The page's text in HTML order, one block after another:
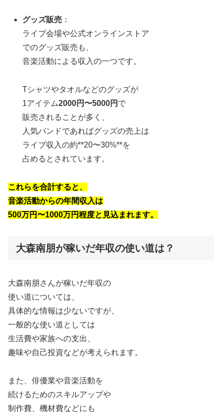
グッズ販売 ：
ライブ会場や公式オンラインストア
でのグッズ販売も、
音楽活動による収入の一つです。
Tシャツやタオルなどのグッズが
1アイテム2000円〜5000円 で
販売されることが多く、
人気バンドであればグッズの売上は
ライブ収入の約**20〜30%**を
占めるとされています。
これらを合計すると、
音楽活動からの年間収入は
500万円〜1000万円程度と見込まれます。
大森南朋が稼いだ年収の使い道は？
大森南朋さんが稼いだ年収の
使い道については、
具体的な情報は少ないですが、
一般的な使い道としては
生活費や家族への支出、
趣味や自己投資などが考えられます。
また、俳優業や音楽活動を
続けるためのスキルアップや
制作費、機材費などにも